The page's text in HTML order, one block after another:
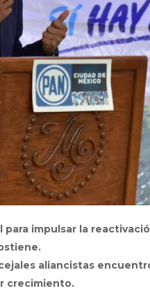
impulsar la
aliancistas
crecimiento.